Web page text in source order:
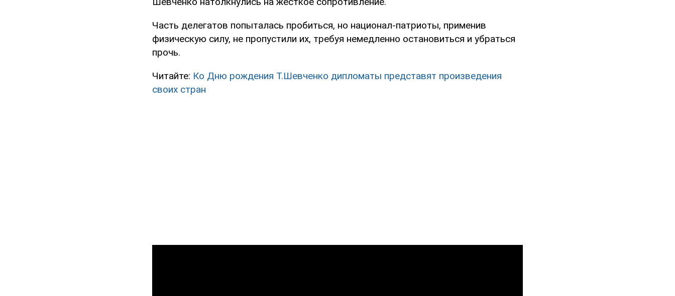
Часть делегатов попыталась пробиться, но национал-патриоты, применив
физическую силу, не пропустили их, требуя немедленно остановиться и убраться
прочь.
Читайте: Ко Дню рождения Т.Шевченко дипломаты представят произведения
своих стран